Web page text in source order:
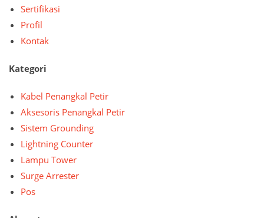
Sertifikasi
Profil
Kontak
Kategori
Kabel Penangkal Petir
Aksesoris Penangkal Petir
Sistem Grounding
Lightning Counter
Lampu Tower
Surge Arrester
Pos